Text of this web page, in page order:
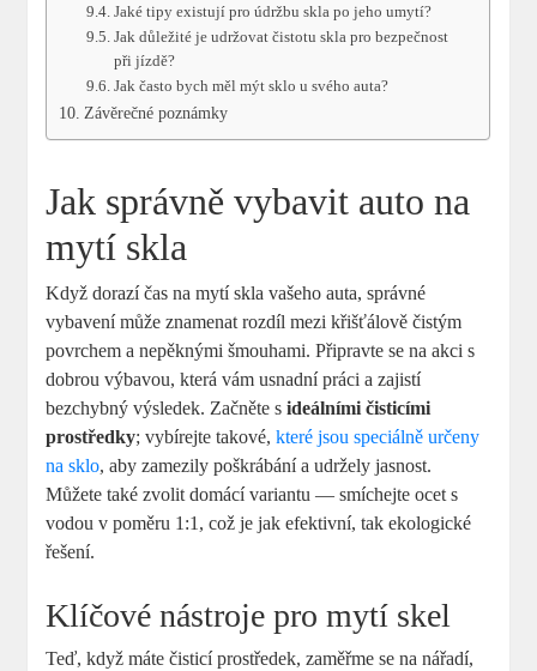
Jaké tipy existují pro údržbu skla po jeho umytí?
Jak důležité je udržovat čistotu skla pro bezpečnost
při jízdě?
Jak často bych měl mýt sklo u svého auta?
Závěrečné poznámky
Jak správně vybavit auto na
mytí skla
Když dorazí čas na mytí skla vašeho auta, správné
vybavení může znamenat rozdíl mezi křišťálově čistým
povrchem a nepěknými šmouhami. Připravte se na akci s
dobrou výbavou, která vám usnadní práci a zajistí
bezchybný výsledek. Začněte sideálními čisticími
prostředky; vybírejte takové,které jsou speciálně určeny
na sklo, aby zamezily poškrábání a udržely jasnost.
Můžete také zvolit domácí variantu — smíchejte ocet s
vodou v poměru 1:1, což je jak efektivní, tak ekologické
řešení.
Klíčové nástroje pro mytí skel
Teď, když máte čisticí prostředek, zaměřme se na nářadí,